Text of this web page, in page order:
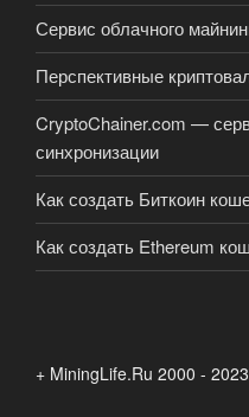
Сервис облачного
Перспективные
CryptoChainer.com —
синхронизации
Как создать Биткоин
Как создать Ethereum
+ MiningLife.Ru 2000 - 2023